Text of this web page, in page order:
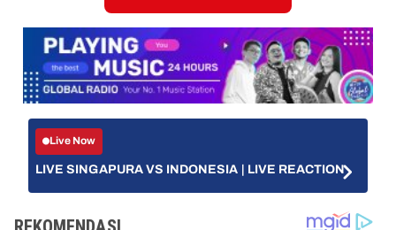
Live Now
LIVE SINGAPURA VS INDONESIA | LIVE REACTION